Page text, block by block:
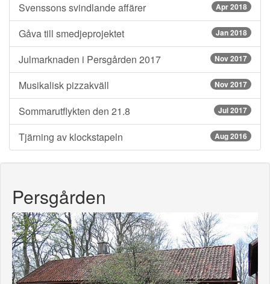
Svenssons svindlande affärer Apr 2018
Gåva till smedjeprojektet Jan 2018
Julmarknaden i Persgården 2017 Nov 2017
Musikalisk pizzakväll Nov 2017
Sommarutflykten den 21.8 Jul 2017
Tjärning av klockstapeln Aug 2016
Persgården